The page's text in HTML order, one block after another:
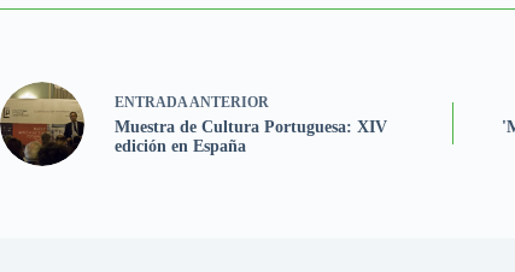
ENTRADAANTERIOR
Muestra de Cultura Portuguesa: XIV
edición en España